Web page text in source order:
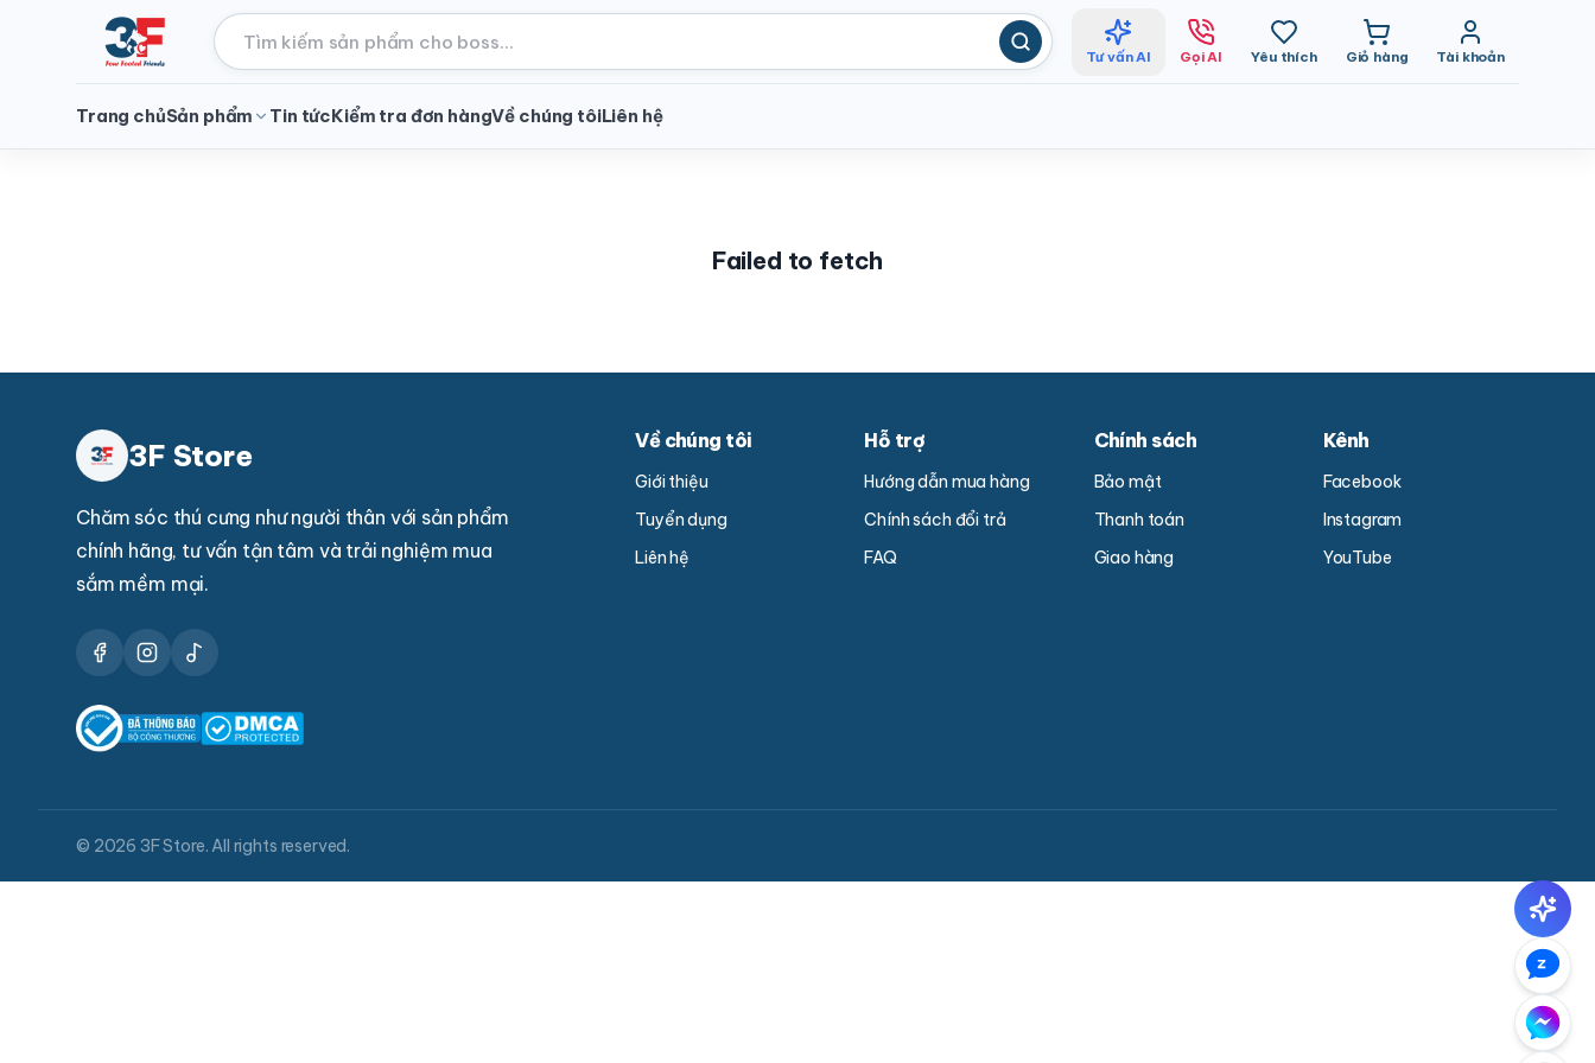
Tư vấn AI Gọi AI Yêu thích Giỏ hàng Tài khoản
Trang chủSản phẩm Tin tứcKiểm tra đơn hàngVề chúng tôiLiên hệ
Failed to fetch
3F Store
Chăm sóc thú cưng như người thân với sản phẩm
chính hãng, tư vấn tận tâm và trải nghiệm mua
sắm mềm mại.
Về chúng tôi
Giới thiệu
Tuyển dụng
Liên hệ
Hỗ trợ
Hướng dẫn mua hàng
Chính sách đổi trả
FAQ
Chính sách
Bảo mật
Thanh toán
Giao hàng
Kênh
Facebook
Instagram
YouTube
© 2026 3F Store. All rights reserved.